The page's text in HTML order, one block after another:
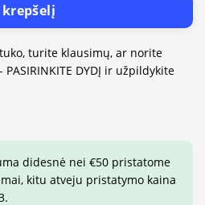
krepšelį
turite klausimų, ar norite
DYDĮ ir užpildykite
didesnė nei €50 pristatome
kitu atveju pristatymo kaina